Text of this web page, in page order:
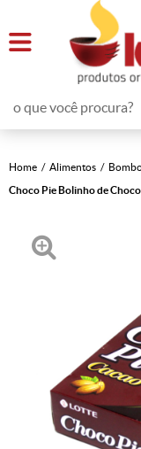
Home Alimentos
Choco Pie Bolinho de